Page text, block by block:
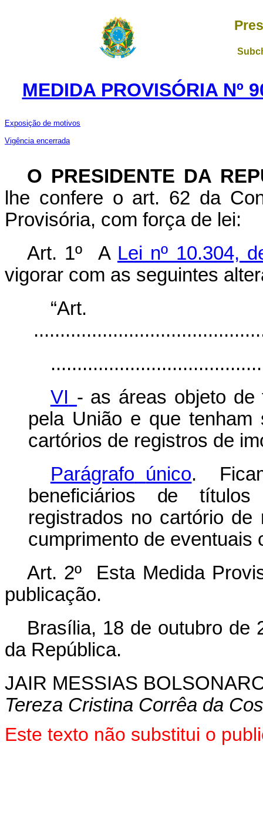
MEDIDA PROVISÓRIA Nº
Exposição de motivos
Vigência encerrada
O PRESIDENTE DA
lhe confere o art. 62 da
Provisória, com força de lei:
Art. 1º A Lei nº 10.304,
vigorar com as seguintes
VI - as áreas objeto de
pela União e que tenham
cartórios de registros de
Parágrafo
único.
beneficiários de títulos
registrados no cartório
cumprimento de eventuais
Art. 2º Esta Medida
publicação.
Brasília, 18 de outubro de
da República.
JAIR MESSIAS
Tereza Cristina Corrêa da
Este texto não substitui o